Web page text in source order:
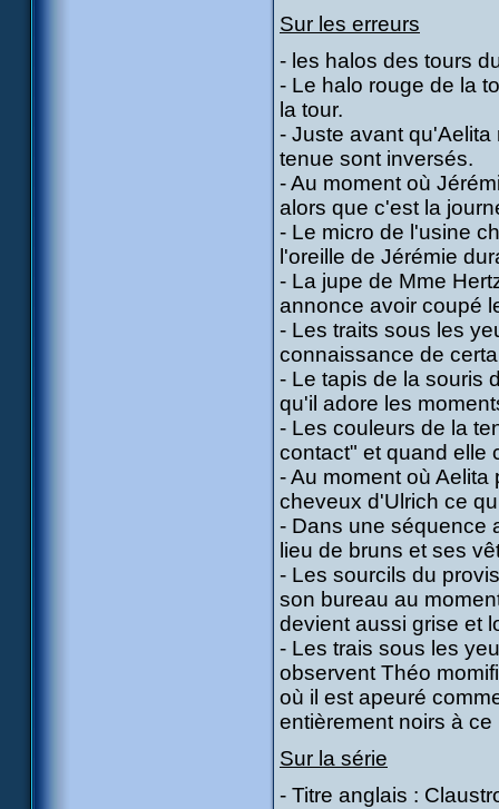
Sur les erreurs
- les halos des tours
- Le halo rouge de la
la tour.
- Juste avant
tenue sont inversés.
- Au moment où
alors que c'est la
- Le micro de l'usine
l'oreille de Jérémie
- La jupe de Mme
annonce avoir coupé
- Les traits sous les
connaissance de
- Le tapis de la souris
qu'il adore les
- Les couleurs de la
contact" et quand elle
- Au moment où
cheveux d'Ulrich ce
- Dans une séquence
lieu de bruns et ses
- Les sourcils du
son bureau au
devient aussi grise et
- Les trais sous les
observent Théo
où il est apeuré
entièrement noirs à
Sur la série
- Titre anglais :